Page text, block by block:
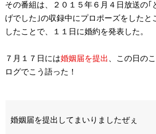
その番組は、２０１５年６月４日放送の｢
げでした｣の収録中にプロポーズをしたと
したことで、１１日に婚約を発表した。
７月１７日には婚姻届を提出
、この日の
ログでこう語った！
婚姻届を提出してまいりましたぜぇ